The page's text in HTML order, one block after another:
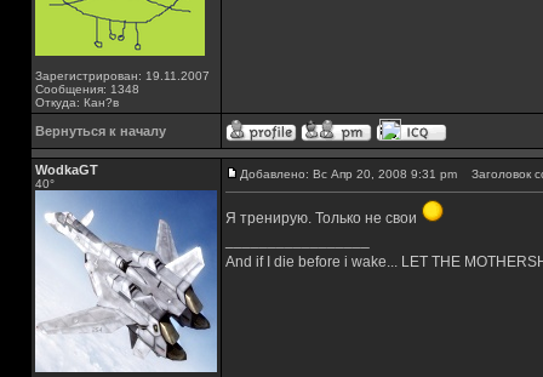
Зарегистрирован: 19.11.2007
Сообщения: 1348
Откуда: Кан?в
Вернуться к началу
WodkaGT
40°
Добавлено: Вс Апр 20, 2008 9:31 pm Заголовок
Я тренирую. Только не свои
And if I die before i wake... LET THE